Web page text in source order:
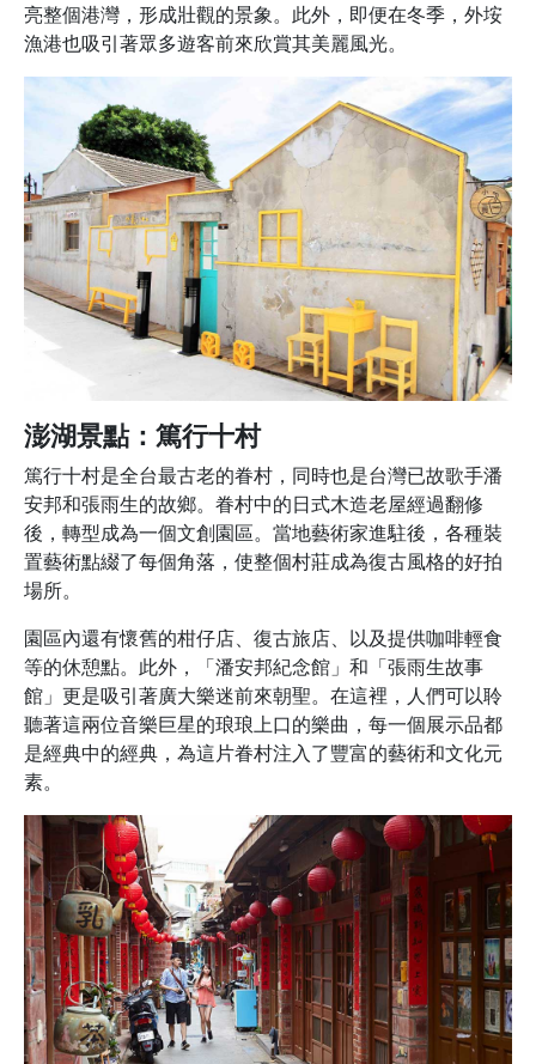
亮整個港灣，形成壯觀的景象。此外，即便在冬季，外垵
漁港也吸引著眾多遊客前來欣賞其美麗風光。
澎湖景點：篤行十村
篤行十村是全台最古老的眷村，同時也是台灣已故歌手潘
安邦和張雨生的故鄉。眷村中的日式木造老屋經過翻修
後，轉型成為一個文創園區。當地藝術家進駐後，各種裝
置藝術點綴了每個角落，使整個村莊成為復古風格的好拍
場所。
園區內還有懷舊的柑仔店、復古旅店、以及提供咖啡輕食
等的休憩點。此外，「潘安邦紀念館」和「張雨生故事
館」更是吸引著廣大樂迷前來朝聖。在這裡，人們可以聆
聽著這兩位音樂巨星的琅琅上口的樂曲，每一個展示品都
是經典中的經典，為這片眷村注入了豐富的藝術和文化元
素。